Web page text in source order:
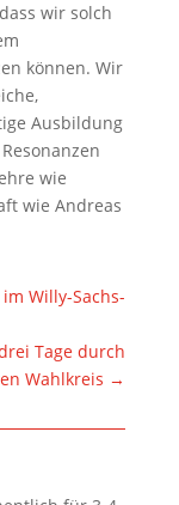
wir solch
können. Wir
Ausbildung
wie
wie Andreas
Willy-Sachs-
Tage durch
Wahlkreis →